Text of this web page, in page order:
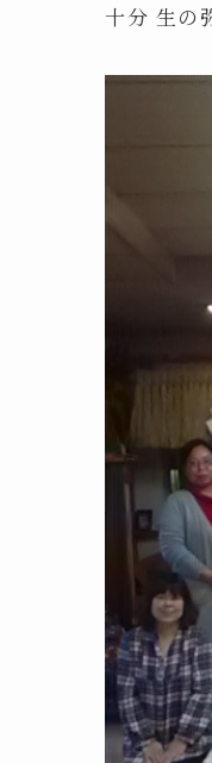
十分 生の